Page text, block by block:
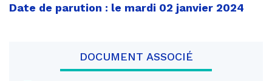
Date de parution : le mardi 02 janvier 2024
DOCUMENT ASSOCIÉ